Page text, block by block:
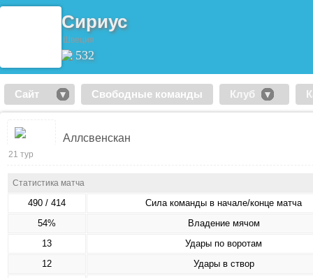
Сириус
Швеция
532
Сайт Свободные команды Клуб
Аллсвенскан
21 тур
Статистика матча
490 / 414
Сила команды в начале/конце матча
54%
Владение мячом
13
Удары по воротам
12
Удары в створ